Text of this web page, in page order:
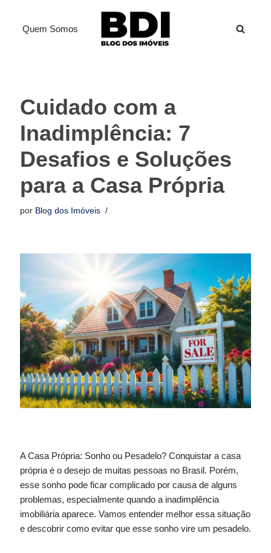
PularQuem Somos
Cuidado com a
Inadimplência: 7
Desafios e Soluções
para a Casa Própria
por Blog dos Imóveis
A Casa Própria: Sonho ou Pesadelo? Conquistar a casa
própria é o desejo de muitas pessoas no Brasil. Porém,
esse sonho pode ficar complicado por causa de alguns
problemas, especialmente quando a inadimplência
imobiliária aparece. Vamos entender melhor essa situação
e descobrir como evitar que esse sonho vire um pesadelo.